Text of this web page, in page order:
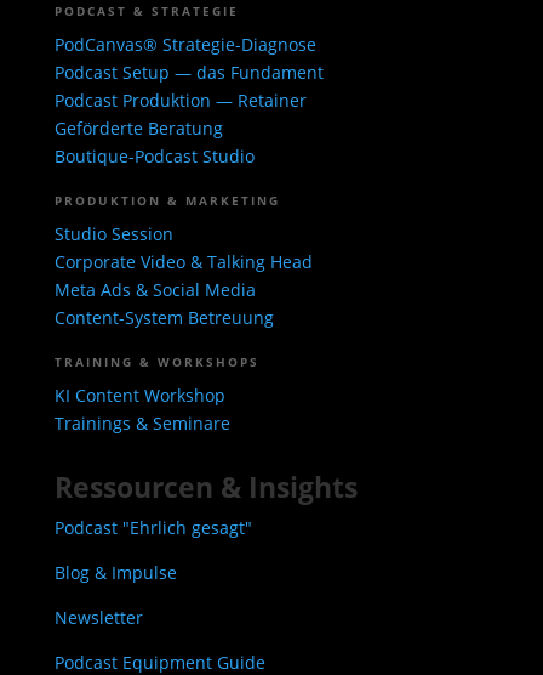
PODCAST & STRATEGIE
PodCanvas® Strategie-Diagnose
Podcast Setup — das Fundament
Podcast Produktion — Retainer
Geförderte Beratung
Boutique-Podcast Studio
PRODUKTION & MARKETING
Studio Session
Corporate Video & Talking Head
Meta Ads & Social Media
Content-System Betreuung
TRAINING & WORKSHOPS
KI Content Workshop
Trainings & Seminare
Ressourcen & Insights
Podcast "Ehrlich gesagt"
Blog & Impulse
Newsletter
Podcast Equipment Guide